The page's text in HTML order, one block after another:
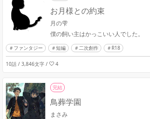
お月様との約束
月の雫
僕の飼い主はかっこいい人でした。
ファンタジー 短編 二次創作 R18
10話 / 3,846文字 / 4
完結
鳥葬学園
まさみ